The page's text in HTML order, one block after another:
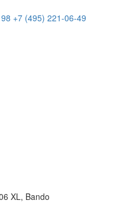
+7 (495) 221-06-49
XL, Bando